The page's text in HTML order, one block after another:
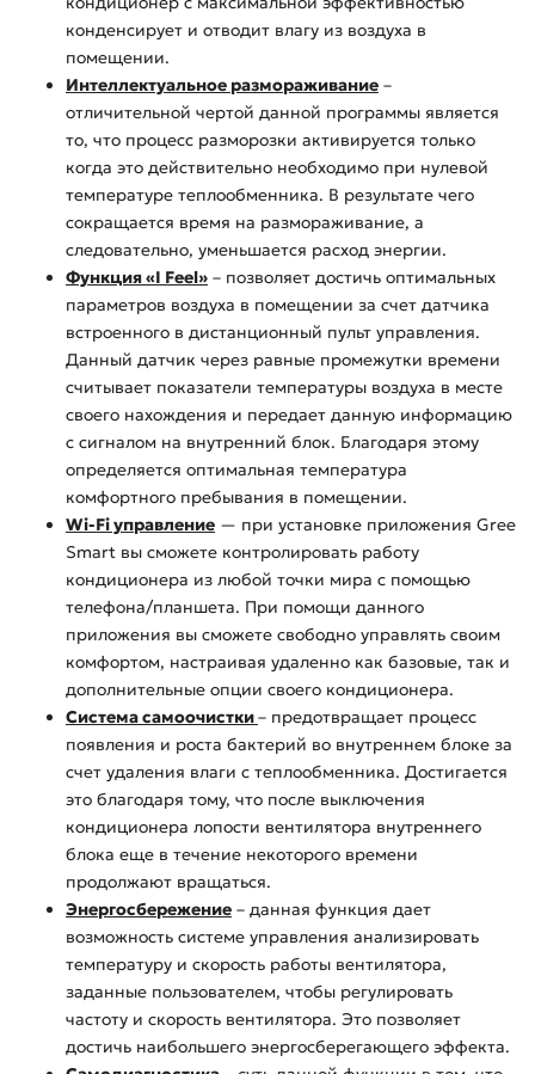
конденсирует и отводит влагу из воздуха в
помещении.
Интеллектуальное размораживание –
отличительной чертой данной программы является
то, что процесс разморозки активируется только
когда это действительно необходимо при нулевой
температуре теплообменника. В результате чего
сокращается время на размораживание, а
следовательно, уменьшается расход энергии.
Функция «I Feel» – позволяет достичь оптимальных
параметров воздуха в помещении за счет датчика
встроенного в дистанционный пульт управления.
Данный датчик через равные промежутки времени
считывает показатели температуры воздуха в месте
своего нахождения и передает данную информацию
с сигналом на внутренний блок. Благодаря этому
определяется оптимальная температура
комфортного пребывания в помещении.
Wi-Fi управление — при установке приложения Gree
Smart вы сможете контролировать работу
кондиционера из любой точки мира с помощью
телефона/планшета. При помощи данного
приложения вы сможете свободно управлять своим
комфортом, настраивая удаленно как базовые, так и
дополнительные опции своего кондиционера.
Система самоочистки– предотвращает процесс
появления и роста бактерий во внутреннем блоке за
счет удаления влаги с теплообменника. Достигается
это благодаря тому, что после выключения
кондиционера лопости вентилятора внутреннего
блока еще в течение некоторого времени
продолжают вращаться.
Энергосбережение – данная функция дает
возможность системе управления анализировать
температуру и скорость работы вентилятора,
заданные пользователем, чтобы регулировать
частоту и скорость вентилятора. Это позволяет
достичь наибольшего энергосберегающего эффекта.